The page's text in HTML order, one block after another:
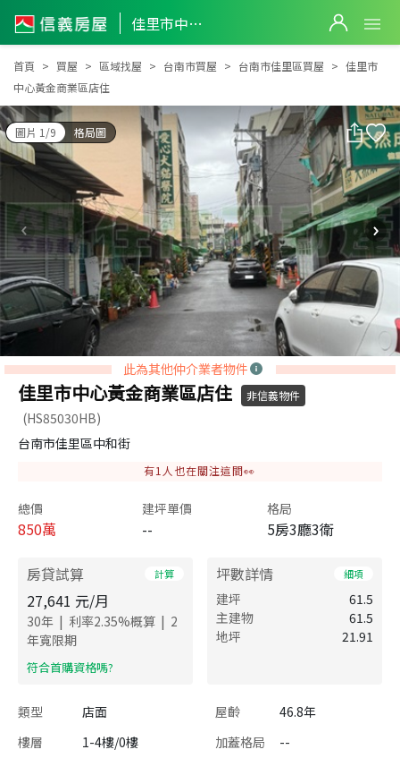
佳里市中心黃金商業區店住
佳里市中心黃金商業區店住
首頁 買屋 區域找屋 台南市買屋 台南市佳里區買屋
佳里市
中心黃金商業區店住
圖片 1/9 格局圖
此為其他仲介業者物件
佳里市中心黃金商業區店住 非信義物件
(HS85030HB)
台南市佳里區中和街
有1 人也在關注這間👀
總價
850萬
建坪單價
--
格局
5房3廳3衛
房貸試算 計算
27,641 元/月
30年 | 利率2.35%概算 | 2
年寬限期
​符合首購資格嗎?
坪數詳情 細項
建坪
61.5
主建物
61.5
地坪
21.91
類型 店面 屋齡
46.8年
樓層
1-4樓/0樓 加蓋格局
--